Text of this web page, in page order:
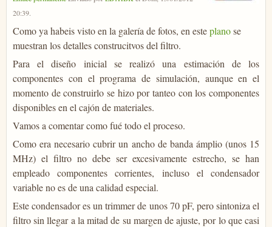
20:39.
Como ya habeis visto en la galería de fotos, en esteplanose
muestran los detalles construcitvos del filtro.
Para el diseño inicial se realizó una estimación de los
componentes con el programa de simulación, aunque en el
momento de construirlo se hizo por tanteo con los componentes
disponibles en el cajón de materiales.
Vamos a comentar como fué todo el proceso.
Como era necesario cubrir un ancho de banda ámplio (unos 15
MHz) el filtro no debe ser excesivamente estrecho, se han
empleado componentes corrientes, incluso el condensador
variable no es de una calidad especial.
Este condensador es un trimmer de unos 70 pF, pero sintoniza el
filtro sin llegar a la mitad de su margen de ajuste, por lo que casi